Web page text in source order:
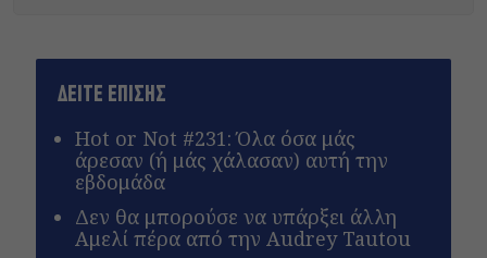
ΔΕΙΤΕ ΕΠΙΣΗΣ
Hot or Not #231: Όλα όσα μάς
άρεσαν (ή μάς χάλασαν) αυτή την
εβδομάδα
Δεν θα μπορούσε να υπάρξει άλλη
Αμελί πέρα από την Audrey Tautou